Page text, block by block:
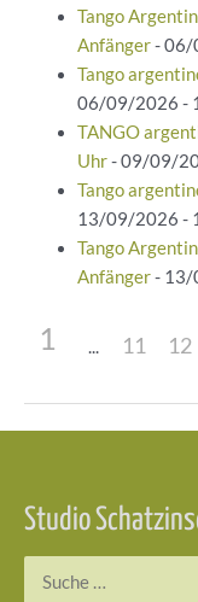
Tango
Anfänger- 06/
Tango
06/09/2026 -
TANGO
Uhr- 09/09/
Tango
13/09/2026 -
Tango
Anfänger- 13/
1 11 12
Studio